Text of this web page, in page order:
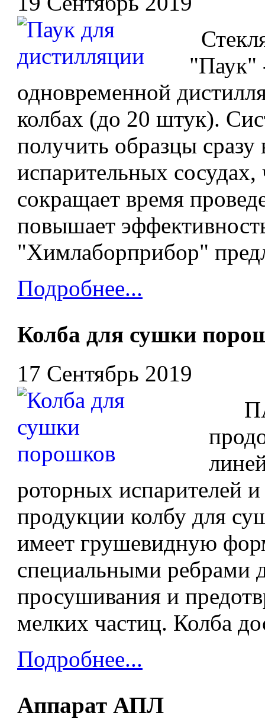
"Паук"
одновременной
колбах (до 20 штук).
получить образцы сразу
испарительных
сокращает время
повышает
"Химлаборприбор"
Подробнее...
Колба для сушки
17 Сентябрь 2019
роторных испарителей
продукции колбу для
имеет грушевидную
специальными ребрами
просушивания и
мелких частиц. Колба
Подробнее...
Аппарат АПЛ